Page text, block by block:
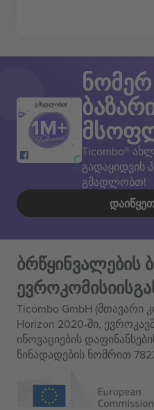
გმადლობთ!
Ticombo®
გადაყიდვის
გმადლობთ!
ბრწყინვალების
Ticombo GmbH (მთავარი
Horizon 2020-ში,
ინოვაციების
წინადადების ნომრით